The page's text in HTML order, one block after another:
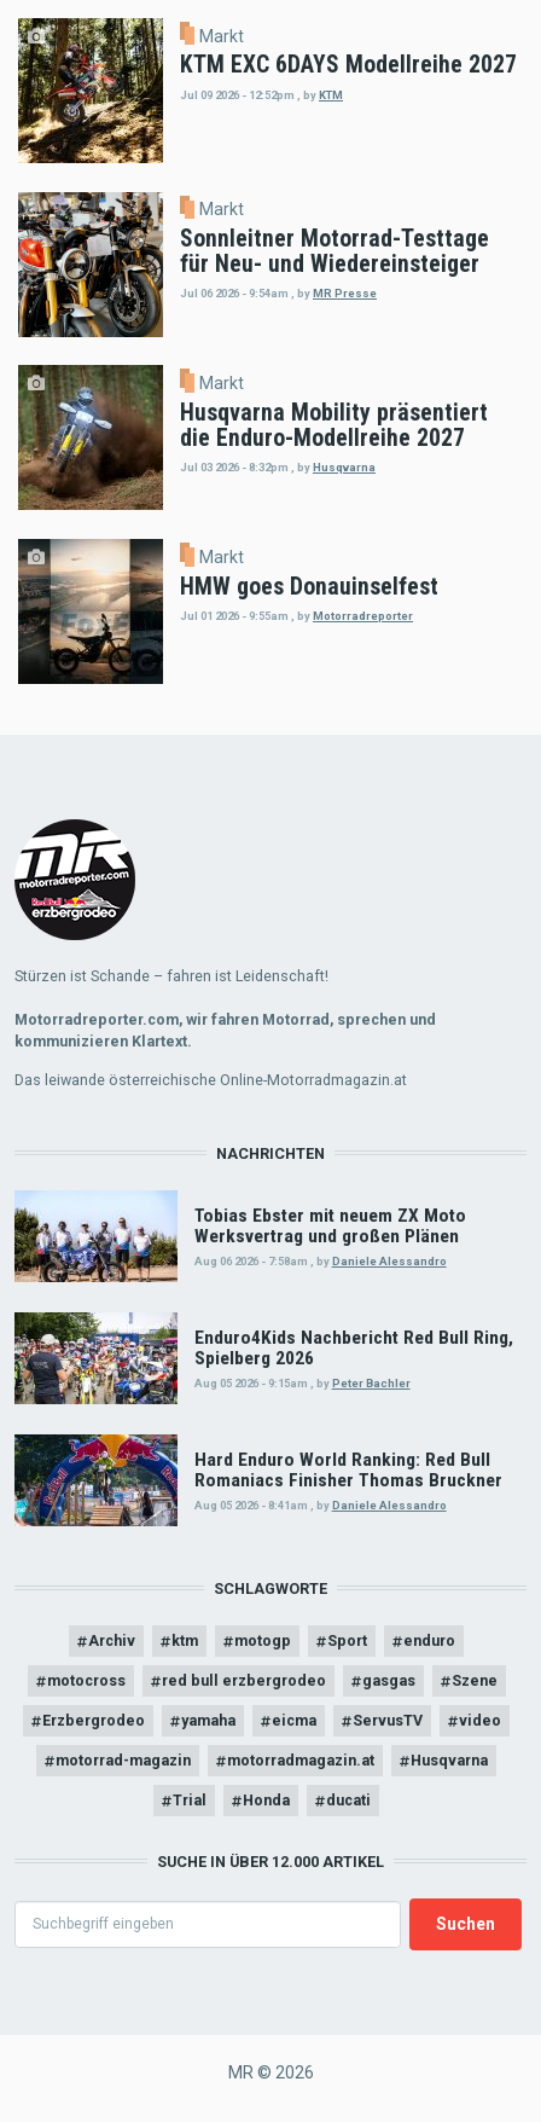
Markt
KTM EXC 6DAYS Modellreihe 2027
Jul 09 2026 - 12:52pm byKTM
Markt
Sonnleitner Motorrad-Testtage
für Neu- und Wiedereinsteiger
Jul 06 2026 - 9:54am , by MR Presse
Markt
Husqvarna Mobility präsentiert
die Enduro-Modellreihe 2027
Jul 03 2026 - 8:32pm byHusqvarna
Markt
HMW goes Donauinselfest
Jul 01 2026 - 9:55am byMotorradreporter
Stürzen ist Schande – fahren ist Leidenschaft!
Motorradreporter.com, wir fahren Motorrad, sprechen und
kommunizieren Klartext.
Das leiwande österreichische Online-Motorradmagazin.at
NACHRICHTEN
Tobias Ebster mit neuem ZX Moto
Werksvertrag und großen Plänen
Aug 06 2026 - 7:58am byDaniele Alessandro
Enduro4Kids Nachbericht Red Bull Ring,
Spielberg 2026
Aug 05 2026 - 9:15am byPeter Bachler
Hard Enduro World Ranking: Red Bull
Romaniacs Finisher Thomas Bruckner
Aug 05 2026 - 8:41am byDaniele Alessandro
SCHLAGWORTE
Archiv ktm motogp Sport enduro
motocross red bull erzbergrodeo gasgas Szene
Erzbergrodeo yamaha eicma ServusTV video
motorrad-magazin motorradmagazin.at Husqvarna
Trial Honda ducati
SUCHE IN ÜBER 12.000 ARTIKEL
MR © 2026